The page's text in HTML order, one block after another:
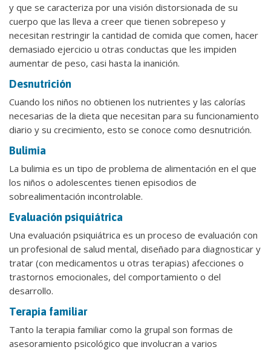
y que se caracteriza por una visión distorsionada de su
cuerpo que las lleva a creer que tienen sobrepeso y
necesitan restringir la cantidad de comida que comen, hacer
demasiado ejercicio u otras conductas que les impiden
aumentar de peso, casi hasta la inanición.
Desnutrición
Cuando los niños no obtienen los nutrientes y las calorías
necesarias de la dieta que necesitan para su funcionamiento
diario y su crecimiento, esto se conoce como desnutrición.
Bulimia
La bulimia es un tipo de problema de alimentación en el que
los niños o adolescentes tienen episodios de
sobrealimentación incontrolable.
Evaluación psiquiátrica
Una evaluación psiquiátrica es un proceso de evaluación con
un profesional de salud mental, diseñado para diagnosticar y
tratar (con medicamentos u otras terapias) afecciones o
trastornos emocionales, del comportamiento o del
desarrollo.
Terapia familiar
Tanto la terapia familiar como la grupal son formas de
asesoramiento psicológico que involucran a varios